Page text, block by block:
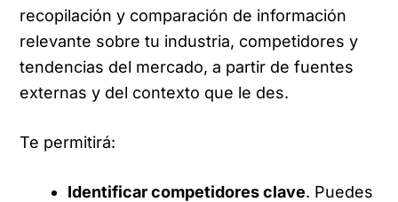
recopilación y comparación de información
relevante sobre tu industria, competidores y
tendencias del mercado, a partir de fuentes
externas y del contexto que le des.
Te permitirá:
Identificar competidores clave. Puedes